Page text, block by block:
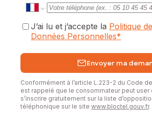
J’ai lu et j’accepte la Politique
Données Personnelles*
Envoyer ma
Conformément à l’article L.223-2 du Code
est rappelé que le consommateur peut user
s’inscrire gratuitement sur la liste
téléphonique sur le site www.bloctel.gouv.fr.